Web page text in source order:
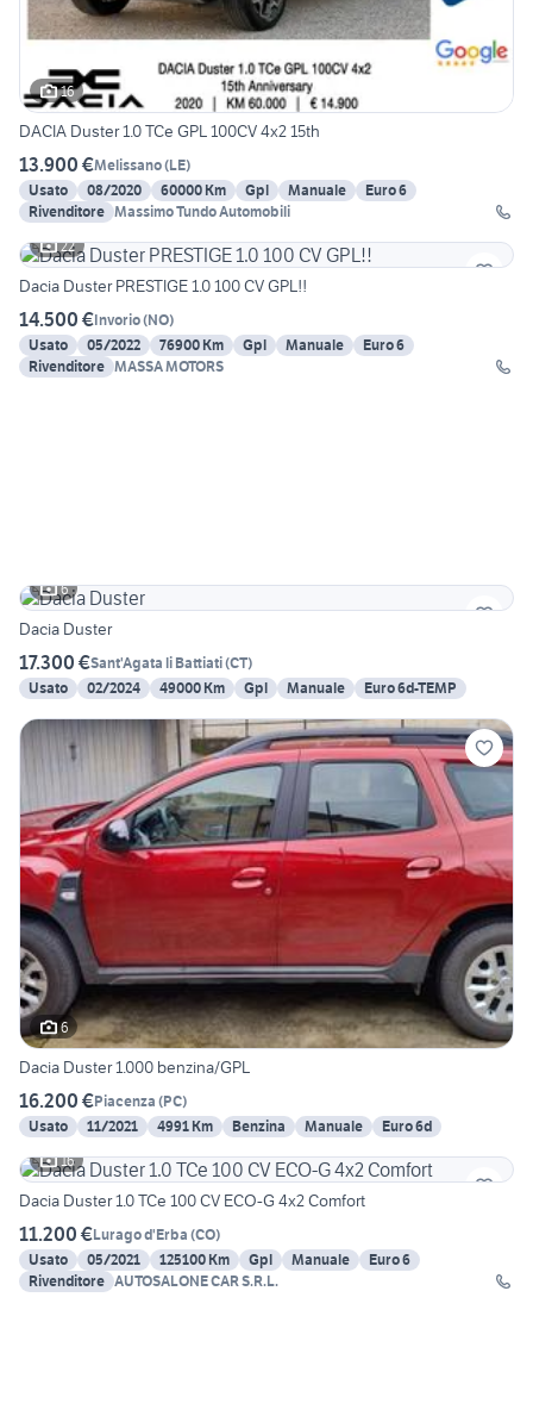
16
DACIA Duster 1.0 TCe GPL 100CV 4x2 15th
13.900 €Melissano(LE)
Usato
08/2020 60000 Km Gpl Manuale
Euro 6
Rivenditore Massimo Tundo Automobili
22
Dacia Duster PRESTIGE 1.0 100 CV GPL!!
14.500 €Invorio(NO)
Usato
05/2022 76900 Km Gpl Manuale
Euro 6
Rivenditore MASSA MOTORS
6
Dacia Duster
17.300 €Sant'Agata li Battiati(CT)
Usato
02/2024 49000 Km Gpl Manuale Euro 6d-TEMP
6
Dacia Duster 1.000 benzina/GPL
16.200 €Piacenza (PC)
Usato
11/2021 4991 Km Benzina Manuale
Euro 6d
16
Dacia Duster 1.0 TCe 100 CV ECO-G 4x2 Comfort
11.200 €Lurago d'Erba (CO)
Usato
05/2021 125100 Km Gpl Manuale
Euro 6
Rivenditore AUTOSALONE CAR S.R.L.